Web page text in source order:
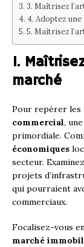
3. Maîtrisez
4. Adoptez
5. Maîtrisez
1.
marché
Pour repérer les
commercial,
primordiale.
économiques
secteur.
projets
qui pourraient
commerciaux.
Focalisez-vous
marché